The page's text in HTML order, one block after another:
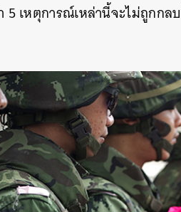
เหตุการณ์เหล่านี้จะไม่ถูกกล